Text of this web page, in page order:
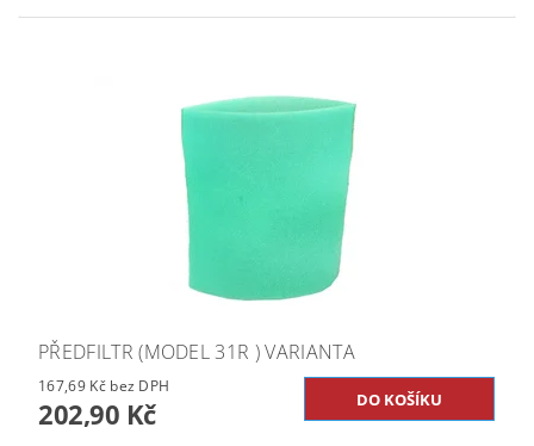
PŘEDFILTR (MODEL 31R ) VARIANTA
167,69 Kč bez DPH
202,90 Kč